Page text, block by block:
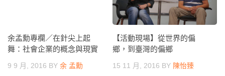
余孟勳專欄／在針尖上起
舞：社會企業的概念與現實
9 9 月, 2016 BY 余 孟勳
【活動現場】從世界的偏
鄉，到臺灣的偏鄉
15 11 月, 2016 BY 陳怡臻